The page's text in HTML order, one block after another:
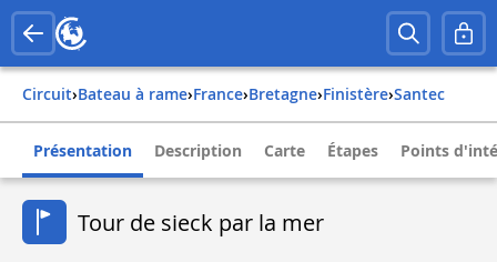
Circuit› Bateau à rame› france› bretagne› finistère› santec
Présentation Description Carte Étapes Points
Tour de sieck par la mer